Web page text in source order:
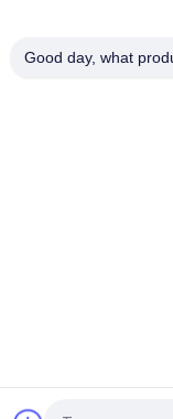
Fernlastfahrer
Good day, what